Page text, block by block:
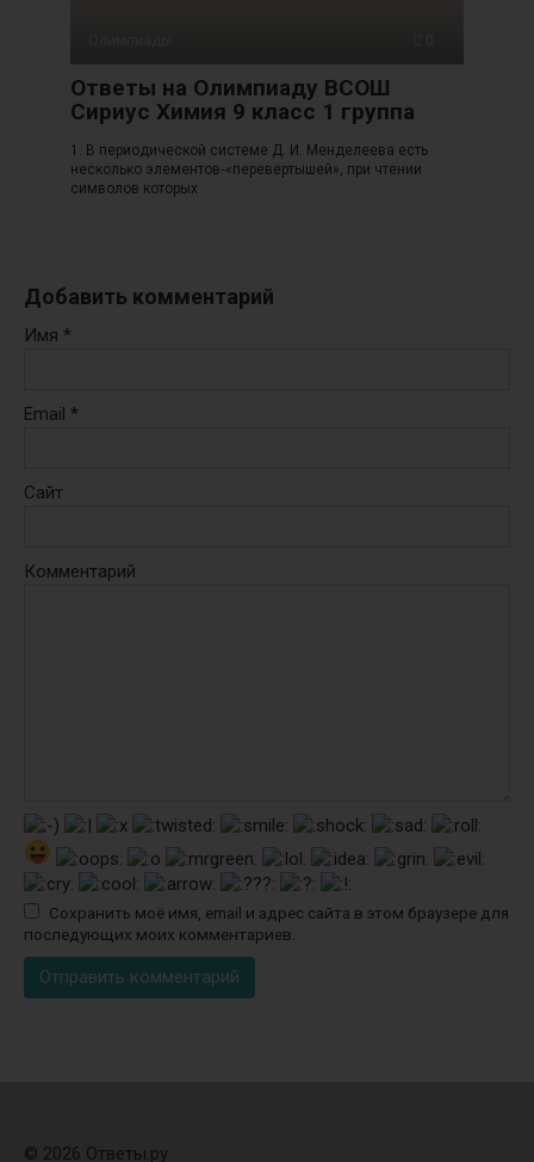
Ответы на Олимпиаду ВСОШ
Сириус Химия 9 класс 1 группа
1. В периодической системе Д. И. Менделеева есть
несколько элементов‑«перевёртышей», при чтении
символов которых
Добавить комментарий
Имя *
Email *
Сайт
Комментарий
Сохранить моё имя, email и адрес сайта в этом браузере для
последующих моих комментариев.
© 2026 Ответы.ру